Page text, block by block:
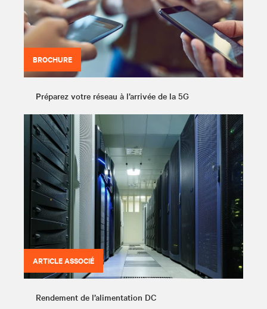
BROCHURE
Préparez votre réseau à l’arrivée de la 5G
ARTICLE ASSOCIÉ
Rendement de l’alimentation DC